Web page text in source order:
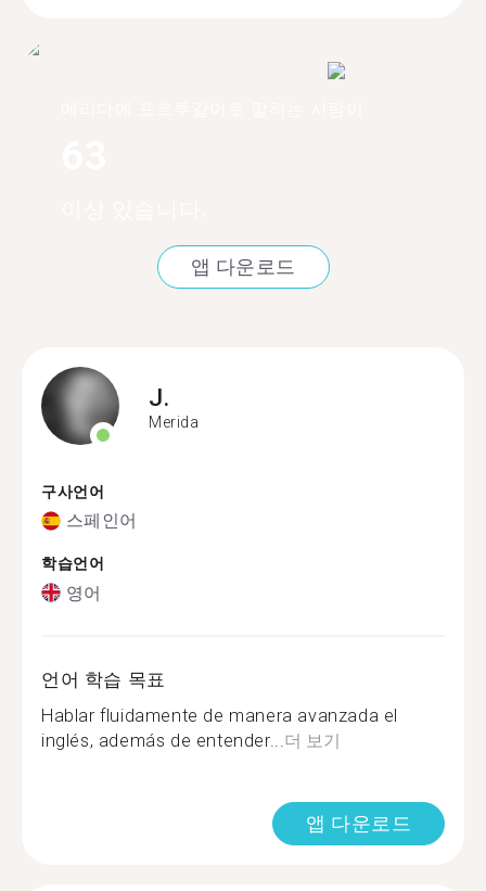
앱 다운로드
J.
Merida
구사언어
스페인어
학습언어
영어
언어 학습 목표
Hablar fluidamente de manera avanzada el
inglés, además de entender... 더 보기
앱 다운로드